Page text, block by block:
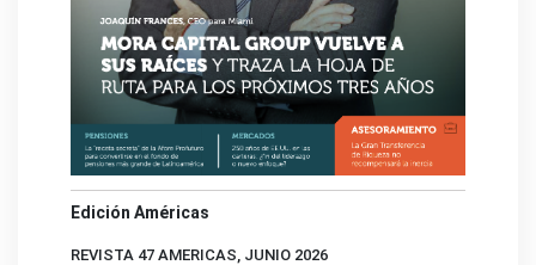
Edición Américas
REVISTA 47 AMERICAS, JUNIO 2026